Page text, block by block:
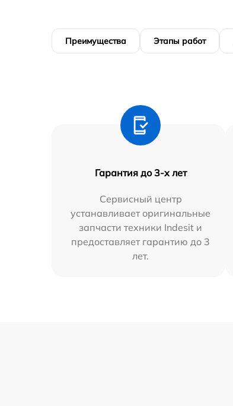
Преимущества Этапы работ
Гарантия до 3-х лет
Сервисный центр
устанавливает оригинальные
запчасти техники Indesit и
предоставляет гарантию до 3
лет.